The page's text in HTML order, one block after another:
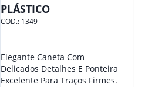
PLÁSTICO
COD.: 1349
Elegante Caneta Com
Delicados Detalhes E Ponteira
Excelente Para Traços Firmes.